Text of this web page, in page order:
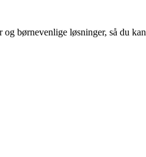
børnevenlige løsninger, så du